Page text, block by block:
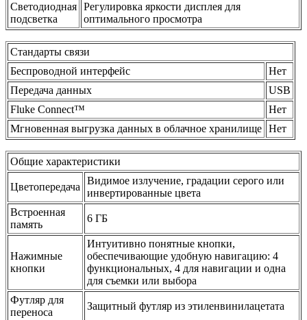
Светодиодная
подсветка
Регулировка яркости дисплея для
оптимального просмотра
Стандарты связи
Беспроводной интерфейс
Нет
Передача данных
USB
Fluke Connect™
Нет
Мгновенная выгрузка данных в облачное хранилище Нет
Общие характеристики
Цветопередача
Видимое излучение, градации серого или
инвертированные цвета
Встроенная
память
6 ГБ
Нажимные
кнопки
Интуитивно понятные кнопки,
обеспечивающие удобную навигацию: 4
функциональных, 4 для навигации и одна
для съемки или выбора
Футляр для
переноса
Защитный футляр из этиленвинилацетата